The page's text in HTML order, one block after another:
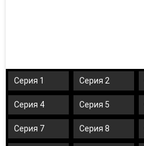
Серия 1 Серия 2
Серия 4 Серия 5
Серия 7 Серия 8